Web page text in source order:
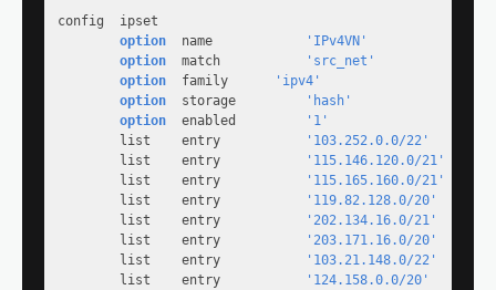
config  ipset
option
  name
'IPv4VN'
option
  match
'src_net'
option
'ipv4'
option
  storage
'hash'
option
  enabled
'1'
        list    entry
'103.252.0.0/22'
        list    entry
'115.146.120.0/21'
        list    entry
'115.165.160.0/21'
        list    entry
'119.82.128.0/20'
        list    entry
'202.134.16.0/21'
        list    entry
'203.171.16.0/20'
        list    entry
'103.21.148.0/22'
        list    entry
'124.158.0.0/20'